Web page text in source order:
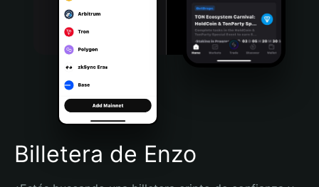
Bahasa Indonesia
Português (Brasil)
Español (Argentina)
Billetera de Enzo